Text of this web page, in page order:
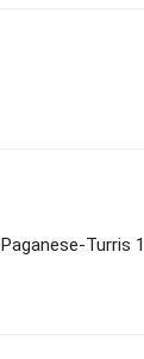
Paganese-Turris